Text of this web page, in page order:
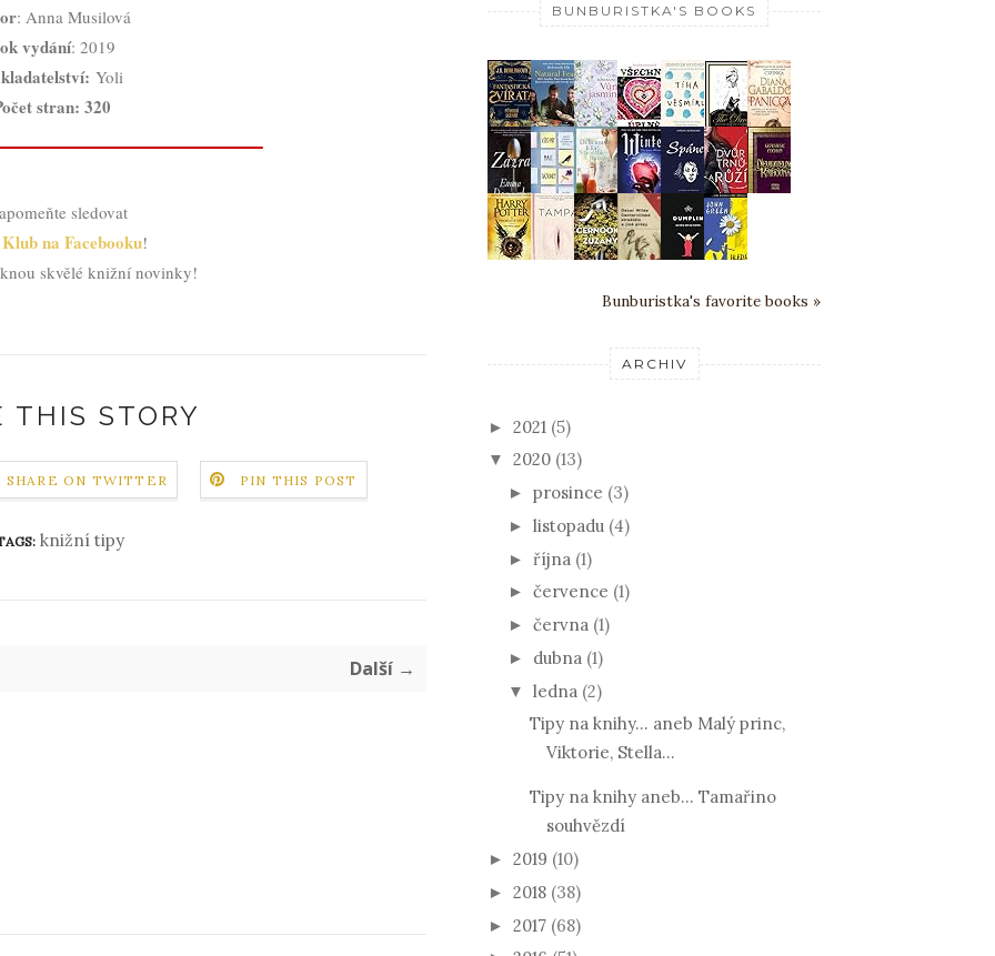
: Anna Musilová
vydání: 2019
: Yoli
stran: 320
sledovat
na Facebooku!
skvělé knižní novinky!
THIS STORY
SHARE ON TWITTER PIN THIS POST
knižní tipy
Další →
BUNBURISTKA'S BOOKS
Bunburistka's favorite books »
ARCHIV
► 2021 (5)
▼ 2020 (13)
► prosince (3)
► listopadu (4)
► října (1)
► července (1)
► června (1)
► dubna (1)
▼ ledna (2)
Tipy na knihy... aneb Malý princ,
Viktorie, Stella...
Tipy na knihy aneb... Tamařino
souhvězdí
► 2019 (10)
► 2018 (38)
► 2017 (68)